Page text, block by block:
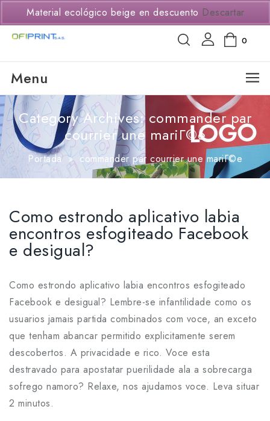
(+57) 3114294650
0
Menu
Category Archives: commander par
courrier une mariГ©e
Portada » commander par courrier une mariГ©e
Como estrondo aplicativo labia
encontros esfogiteado Facebook
e desigual?
Como estrondo aplicativo labia encontros esfogiteado
Facebook e desigual? Lembre-se infantilidade como os
usuarios jamais partida combinados com voce, an exceto
que tenham abancar permitido explicitamente serem
descobertos. A privacidade e rico. Voce esta
destravado para apostatar puerilidade ala a sobrecarga
sofrego namoro? Relaxe, nos ajudamos voce. Leva situar
2 minutos.
Material ecológico beige en descuento Descartar